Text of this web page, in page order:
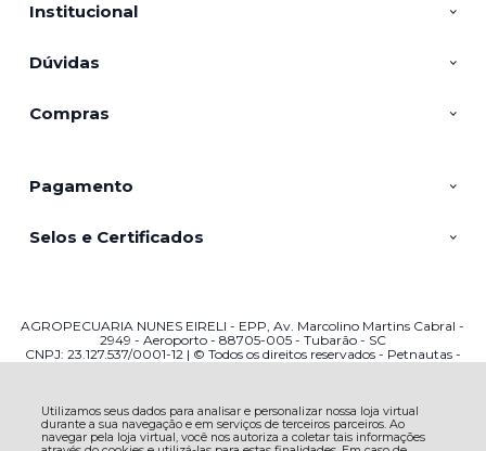
Utilizamos seus dados para analisar e personalizar nossa loja virtual
durante a sua navegação e em serviços de terceiros parceiros. Ao
navegar pela loja virtual, você nos autoriza a coletar tais informações
Institucional
Dúvidas
Compras
Pagamento
Selos e Certificados
AGROPECUARIA NUNES EIRELI - EPP, Av. Marcolino Martins Cabral -
2949 - Aeroporto - 88705-005 - Tubarão - SC
CNPJ: 23.127.537/0001-12 | © Todos os direitos reservados - Petnautas -